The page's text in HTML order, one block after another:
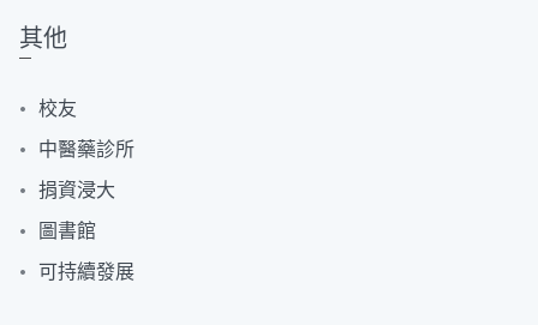
其他
校友
中醫藥診所
捐資浸大
圖書館
可持續發展